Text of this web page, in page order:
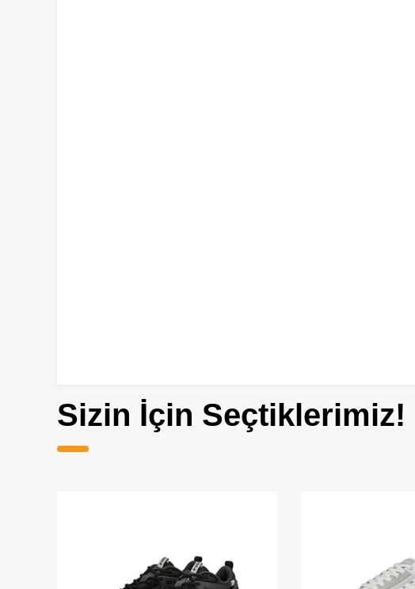
Sizin İçin Seçtiklerimiz!